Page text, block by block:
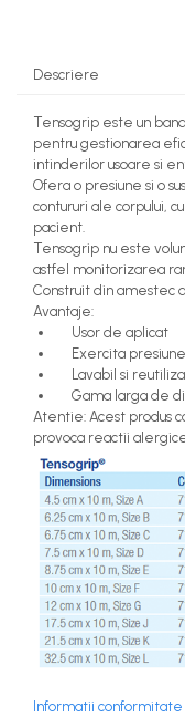
Descriere
Tensogrip este un
pentru gestionarea
intinderilor usoare si
Ofera o presiune si o
contururi ale corpului,
pacient.
Tensogrip nu este
astfel monitorizarea
Construit din amestec
Avantaje:
Usor de aplicat
Exercita
Lavabil si
Gama larga de
Atentie: Acest produs
provoca reactii
Informatii conformitate